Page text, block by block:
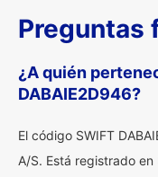
Preguntas
¿A quién
DABAIE2D946?
El código SWIFT
A/S. Está registrado en